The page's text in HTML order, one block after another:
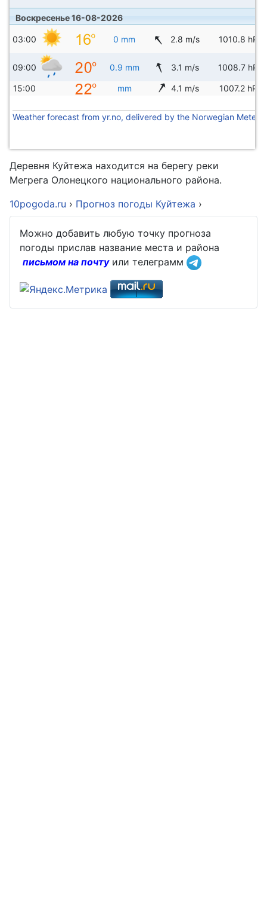
Воскресенье 16-08-2026
03:00 0 mm 2.8 m/s 1010.8 hPa
09:00 0.9 mm 3.1 m/s 1008.7 hPa
15:00 mm 4.1 m/s 1007.2 hPa
Weather forecast from yr.no, delivered by the Norwegian
Деревня Куйтежа находится на берегу реки
Мегрега Олонецкого национального района.
10pogoda.ru › Прогноз погоды Куйтежа ›
Можно добавить любую точку прогноза
погоды прислав название места и района
письмом на почтуили телеграмм